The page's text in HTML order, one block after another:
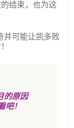
结束，也为这
并可能让凯多败
的原因
吧！